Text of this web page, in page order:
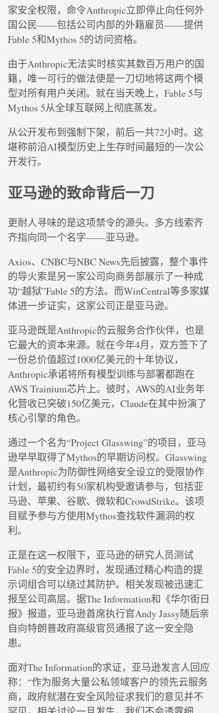
家安全权限，命令Anthropic立即停止向任何外
国公民——包括公司内部的外籍雇员——提供
Fable 5和Mythos 5的访问资格。
由于Anthropic无法实时核实其数百万用户的国
籍，唯一可行的做法便是一刀切地将这两个模
型对所有用户关闭。就在当天晚上，Fable 5与
Mythos 5从全球互联网上彻底蒸发。
从公开发布到强制下架，前后一共72小时。这
堪称前沿AI模型历史上生存时间最短的一次公
开发行。
亚马逊的致命背后一刀
更耐人寻味的是这项禁令的源头。多方线索齐
齐指向同一个名字——亚马逊。
Axios、CNBC与NBC News先后披露，整个事件
的导火索是另一家公司向商务部展示了一种成
功“越狱”Fable 5的方法。而WinCentral等多家媒
体进一步证实，这家公司正是亚马逊。
亚马逊既是Anthropic的云服务合作伙伴，也是
它最大的资本来源。就在今年4月，双方签下了
一份总价值超过1000亿美元的十年协议，
Anthropic承诺将所有模型训练与部署都跑在
AWS Trainium芯片上。彼时，AWS的AI业务年
化营收已突破150亿美元，Claude在其中扮演了
核心引擎的角色。
通过一个名为“Project Glasswing”的项目，亚马
逊早早取得了Mythos的早期访问权。Glasswing
是Anthropic为防御性网络安全设立的受限协作
计划，最初约有50家机构受邀请参与，包括亚
马逊、苹果、谷歌、微软和CrowdStrike。该项
目赋予参与方使用Mythos查找软件漏洞的权
利。
正是在这一权限下，亚马逊的研究人员测试
Fable 5的安全边界时，发现通过精心构造的提
示词组合可以绕过其防护。相关发现被迅速汇
报至公司高层。据The Information和《华尔街日
报》报道，亚马逊首席执行官Andy Jassy随后亲
自向特朗普政府高级官员通报了这一安全隐
患。
面对The Information的求证，亚马逊发言人回应
称：“作为服务大量公私领域客户的领先云服务
商，政府就潜在安全风险征求我们的意见并不